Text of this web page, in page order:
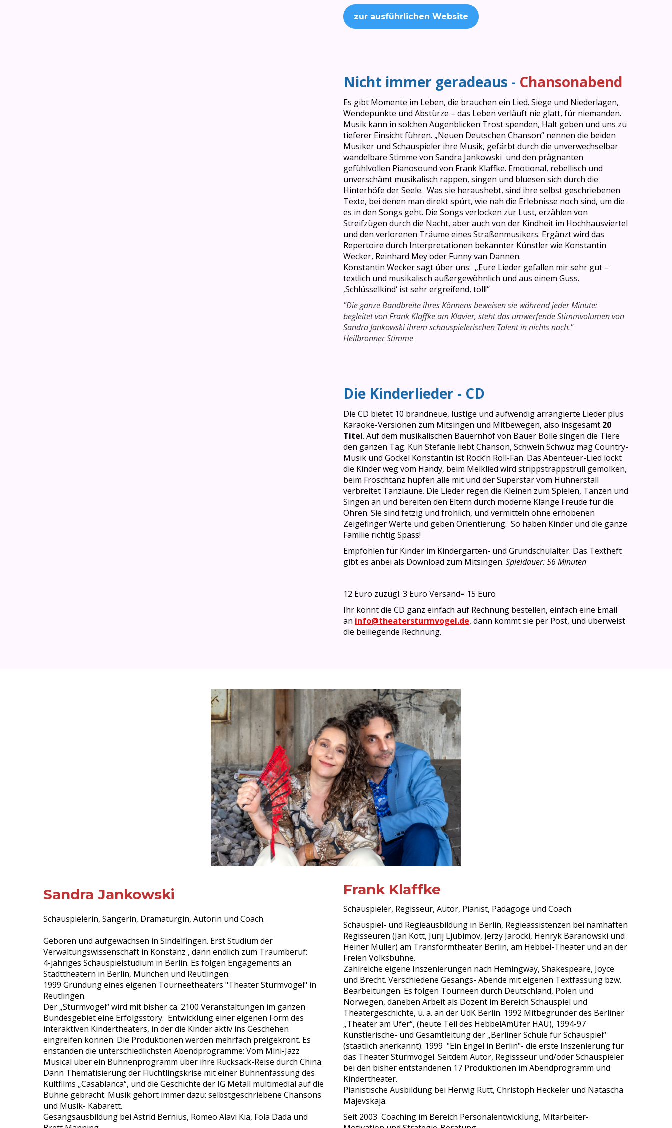
zur ausführlichen Website
Nicht immer geradeaus - Chansonabend
Es gibt Momente im Leben, die brauchen ein Lied. Siege und Niederlagen,
Wendepunkte und Abstürze – das Leben verläuft nie glatt, für niemanden.
Musik kann in solchen Augenblicken Trost spenden, Halt geben und uns zu
tieferer Einsicht führen. „Neuen Deutschen Chanson“ nennen die beiden
Musiker und Schauspieler ihre Musik, gefärbt durch die unverwechselbar
wandelbare Stimme von Sandra Jankowski und den prägnanten
gefühlvollen Pianosound von Frank Klaffke. Emotional, rebellisch und
unverschämt musikalisch rappen, singen und bluesen sich durch die
Hinterhöfe der Seele. Was sie heraushebt, sind ihre selbst geschriebenen
Texte, bei denen man direkt spürt, wie nah die Erlebnisse noch sind, um die
es in den Songs geht. Die Songs verlocken zur Lust, erzählen von
Streifzügen durch die Nacht, aber auch von der Kindheit im Hochhausviertel
und den verlorenen Träume eines Straßenmusikers. Ergänzt wird das
Repertoire durch Interpretationen bekannter Künstler wie Konstantin
Wecker, Reinhard Mey oder Funny van Dannen.
Konstantin Wecker sagt über uns: „Eure Lieder gefallen mir sehr gut –
textlich und musikalisch außergewöhnlich und aus einem Guss.
‚Schlüsselkind‘ ist sehr ergreifend, toll!“
"Die ganze Bandbreite ihres Könnens beweisen sie während jeder Minute:
begleitet von Frank Klaffke am Klavier, steht das umwerfende Stimmvolumen von
Sandra Jankowski ihrem schauspielerischen Talent in nichts nach."
Heilbronner Stimme
Die Kinderlieder - CD
Die CD bietet 10 brandneue, lustige und aufwendig arrangierte Lieder plus
Karaoke-Versionen zum Mitsingen und Mitbewegen, also insgesamt 20
Titel. Auf dem musikalischen Bauernhof von Bauer Bolle singen die Tiere
den ganzen Tag. Kuh Stefanie liebt Chanson, Schwein Schwuz mag Country-
Musik und Gockel Konstantin ist Rock’n Roll-Fan. Das Abenteuer-Lied lockt
die Kinder weg vom Handy, beim Melklied wird strippstrappstrull gemolken,
beim Froschtanz hüpfen alle mit und der Superstar vom Hühnerstall
verbreitet Tanzlaune. Die Lieder regen die Kleinen zum Spielen, Tanzen und
Singen an und bereiten den Eltern durch moderne Klänge Freude für die
Ohren. Sie sind fetzig und fröhlich, und vermitteln ohne erhobenen
Zeigefinger Werte und geben Orientierung. So haben Kinder und die ganze
Familie richtig Spass!
Empfohlen für Kinder im Kindergarten- und Grundschulalter. Das Textheft
gibt es anbei als Download zum Mitsingen. Spieldauer: 56 Minuten
12 Euro zuzügl. 3 Euro Versand= 15 Euro
Ihr könnt die CD ganz einfach auf Rechnung bestellen, einfach eine Email
an info@theatersturmvogel.de, dann kommt sie per Post, und überweist
die beiliegende Rechnung.
Sandra Jankowski
Schauspielerin, Sängerin, Dramaturgin, Autorin und Coach.
Geboren und aufgewachsen in Sindelfingen. Erst Studium der
Verwaltungswissenschaft in Konstanz , dann endlich zum Traumberuf:
4-jähriges Schauspielstudium in Berlin. Es folgen Engagements an
Stadttheatern in Berlin, München und Reutlingen.
1999 Gründung eines eigenen Tourneetheaters "Theater Sturmvogel" in
Reutlingen.
Der „Sturmvogel“ wird mit bisher ca. 2100 Veranstaltungen im ganzen
Bundesgebiet eine Erfolgsstory. Entwicklung einer eigenen Form des
interaktiven Kindertheaters, in der die Kinder aktiv ins Geschehen
eingreifen können. Die Produktionen werden mehrfach preigekrönt. Es
enstanden die unterschiedlichsten Abendprogramme: Vom Mini-Jazz
Musical über ein Bühnenprogramm über ihre Rucksack-Reise durch China.
Dann Thematisierung der Flüchtlingskrise mit einer Bühnenfassung des
Kultfilms „Casablanca“, und die Geschichte der IG Metall multimedial auf die
Bühne gebracht. Musik gehört immer dazu: selbstgeschriebene Chansons
und Musik- Kabarett.
Gesangsausbildung bei Astrid Bernius, Romeo Alavi Kia, Fola Dada und
Frank Klaffke
Schauspieler, Regisseur, Autor, Pianist, Pädagoge und Coach.
Schauspiel- und Regieausbildung in Berlin, Regieassistenzen bei namhaften
Regisseuren (Jan Kott, Jurij Ljubimov, Jerzy Jarocki, Henryk Baranowski und
Heiner Müller) am Transformtheater Berlin, am Hebbel-Theater und an der
Freien Volksbühne.
Zahlreiche eigene Inszenierungen nach Hemingway, Shakespeare, Joyce
und Brecht. Verschiedene Gesangs- Abende mit eigenen Textfassung bzw.
Bearbeitungen. Es folgen Tourneen durch Deutschland, Polen und
Norwegen, daneben Arbeit als Dozent im Bereich Schauspiel und
Theatergeschichte, u. a. an der UdK Berlin. 1992 Mitbegründer des Berliner
„Theater am Ufer“, (heute Teil des HebbelAmUfer HAU), 1994-97
Künstlerische- und Gesamtleitung der „Berliner Schule für Schauspiel“
(staatlich anerkannt). 1999 "Ein Engel in Berlin"- die erste Inszenierung für
das Theater Sturmvogel. Seitdem Autor, Regissseur und/oder Schauspieler
bei den bisher entstandenen 17 Produktionen im Abendprogramm und
Kindertheater.
Pianistische Ausbildung bei Herwig Rutt, Christoph Heckeler und Natascha
Majevskaja.
Seit 2003 Coaching im Bereich Personalentwicklung, Mitarbeiter-